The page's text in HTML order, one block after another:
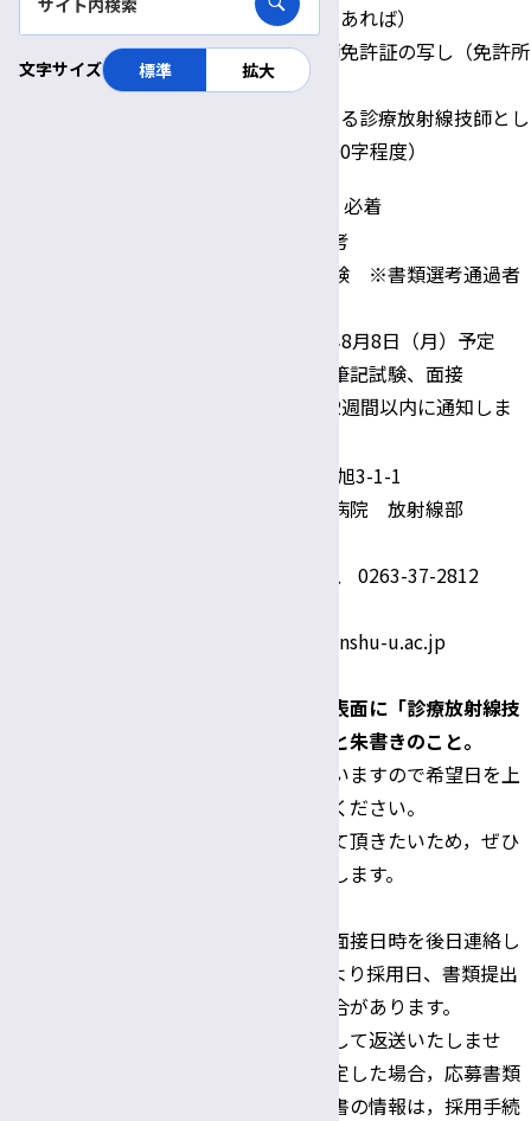
提出書類
推薦状（可能であれば）
診療放射線技師免許証の写し（免許所
有者のみ）
大学病院における診療放射線技師とし
ての抱負（1,000字程度）
令和4年8月1日（月）必着
第１次選考：書類選考
第２次選考：採用試験 ※書類選考通過者
令和4年8月8日（月）予定
内容⇒筆記試験、面接
結果は2週間以内に通知しま
〒390-8621 松本市旭3-1-1
信州大学医学部附属病院 放射線部
TEL：0263-37-2810、 0263-37-2812
Email：y_kitoh@shinshu-u.ac.jp
郵送の場合，封筒の表面に「診療放射線技
師 応募書類在中」と朱書きのこと。
◆施設見学は随時行いますので希望日を上
記連絡先までご連絡ください。
職場の雰囲気を見て頂きたいため，ぜひ
ご参加をお願いいたします。
※書類選考結果及び面接日時を後日連絡し
ます。応募状況等により採用日、書類提出
期限等を変更する場合があります。
※応募書類は原則として返送いたしませ
ん。また，採用が決定した場合，応募書類
として提出した履歴書の情報は，採用手続
文字サイズ 標準 拡大